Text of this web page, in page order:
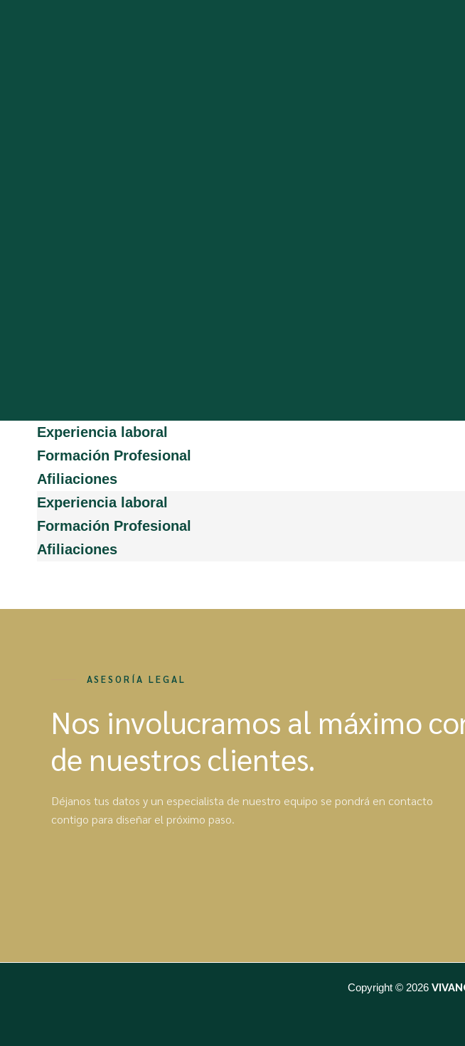
Experiencia laboral
Formación Profesional
Afiliaciones
Experiencia laboral
Formación Profesional
Afiliaciones
ASESORÍA LEGAL
Nos involucramos al máximo
de nuestros clientes.
Déjanos tus datos y un especialista de nuestro equipo se pondrá en contacto
contigo para diseñar el próximo paso.
Copyright © 2026